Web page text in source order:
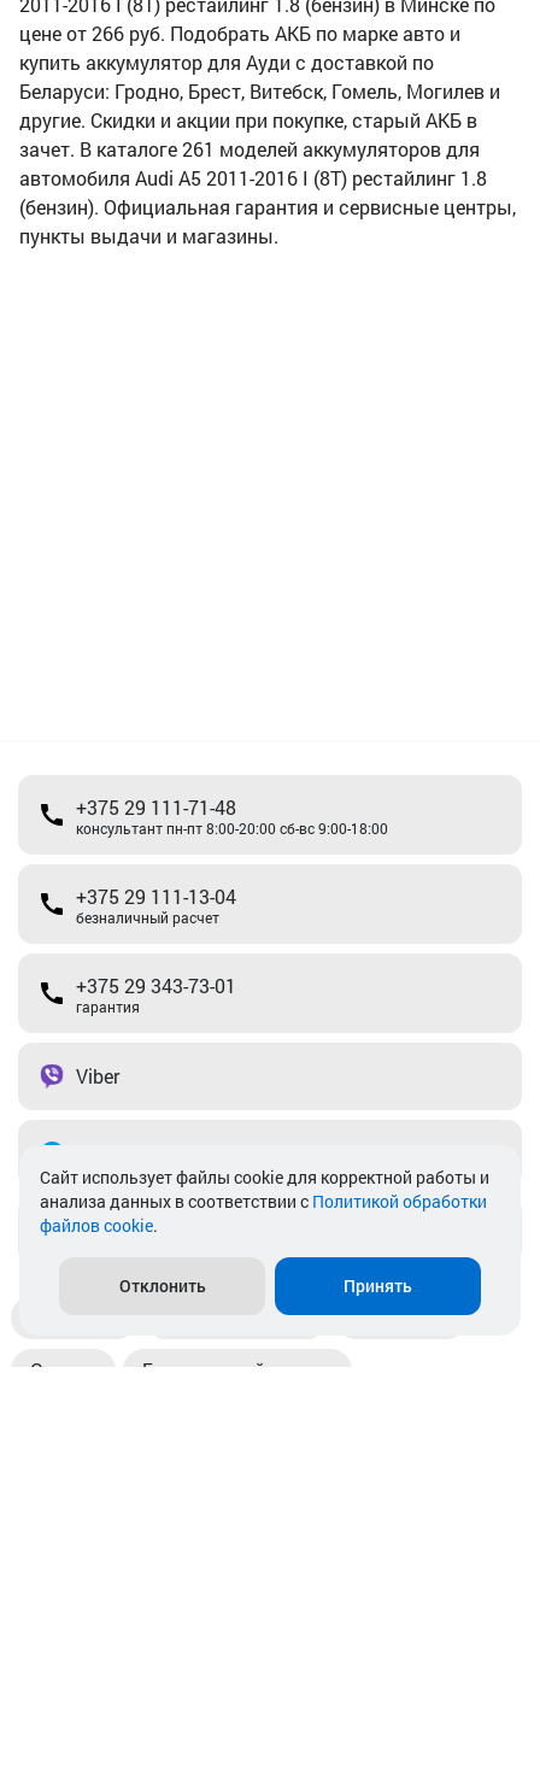
цене от 266 руб. Подобрать АКБ по марке авто и
купить аккумулятор для Ауди с доставкой по
Беларуси: Гродно, Брест, Витебск, Гомель, Могилев и
другие. Скидки и акции при покупке, старый АКБ в
зачет. В каталоге 261 моделей аккумуляторов для
автомобиля Audi A5 2011-2016 I (8T) рестайлинг 1.8
(бензин). Официальная гарантия и сервисные центры,
пункты выдачи и магазины.
+375 29 111-71-48
консультант пн-пт 8:00-20:00 сб-вс 9:00-18:00
+375 29 111-13-04
безналичный расчет
+375 29 343-73-01
гарантия
Viber
info@akkamulik.by
Пункты выдачи Магазины
Оплата Безналичный расчет
Cайт использует файлы cookie для корректной работы и
анализа данных в соответствии с Политикой обработки
файлов cookie.
Отклонить Принять